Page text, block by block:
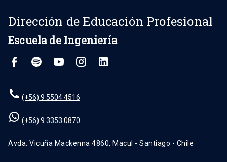
Dirección de Educación Profesional
Escuela de Ingeniería
(+56) 9 5504 4516
(+56) 9 3353 0870
Avda. Vicuña Mackenna 4860, Macul - Santiago - Chile